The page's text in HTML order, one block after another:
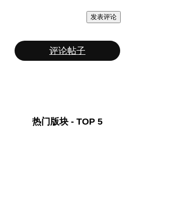
发表评论
评论帖子
热门版块 - TOP 5